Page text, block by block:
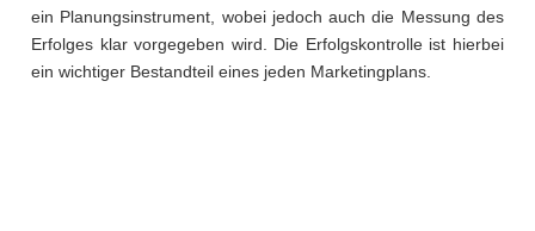
ein Planungsinstrument, wobei jedoch auch die Messung des
Erfolges klar vorgegeben wird. Die Erfolgskontrolle ist hierbei
ein wichtiger Bestandteil eines jeden Marketingplans.